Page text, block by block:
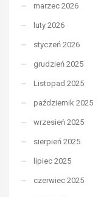
marzec 2026
luty 2026
styczeń 2026
grudzień 2025
Listopad 2025
październik 2025
wrzesień 2025
sierpień 2025
lipiec 2025
czerwiec 2025